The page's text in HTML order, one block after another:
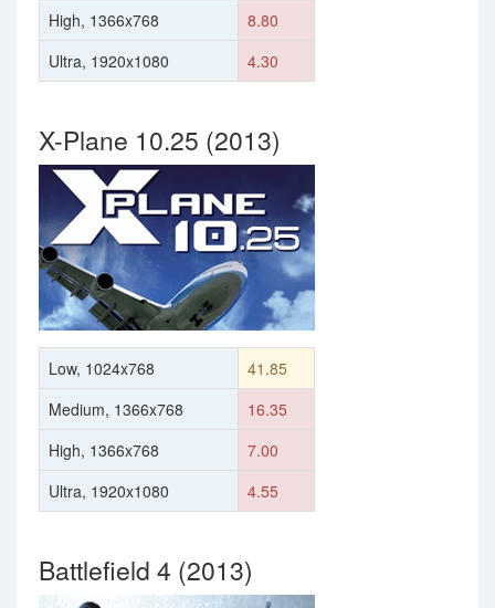
High, 1366x768
8.80
Ultra, 1920x1080
4.30
X-Plane 10.25 (2013)
Low, 1024x768
41.85
Medium, 1366x768
16.35
High, 1366x768
7.00
Ultra, 1920x1080
4.55
Battlefield 4 (2013)